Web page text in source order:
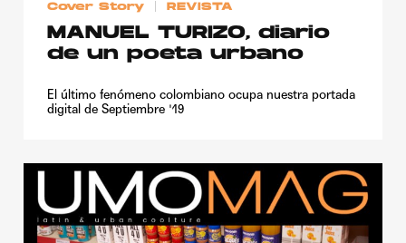
Cover Story REVISTA
MANUEL TURIZO, diario
de un poeta urbano
El último fenómeno colombiano ocupa nuestra portada
digital de Septiembre '19